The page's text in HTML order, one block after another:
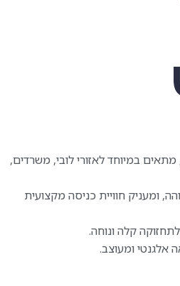
במיוחד לאזורי לובי, משרדים,
ומעניק חוויית כניסה מקצועית
קלה ונוחה.
אלגנטי ומעוצב.